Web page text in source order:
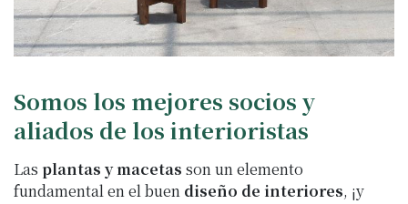
Somos los mejores socios y
aliados de los interioristas
Las plantas y macetas son un elemento
fundamental en el buen diseño de interiores, ¡y